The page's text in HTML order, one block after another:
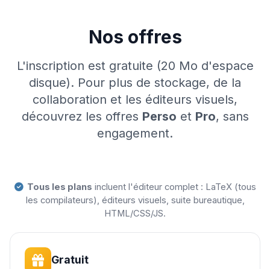
Nos offres
L'inscription est gratuite (20 Mo d'espace
disque). Pour plus de stockage, de la
collaboration et les éditeurs visuels,
découvrez les offres Perso et Pro, sans
engagement.
Tous les plans incluent l'éditeur complet : LaTeX (tous
les compilateurs), éditeurs visuels, suite bureautique,
HTML/CSS/JS.
Gratuit